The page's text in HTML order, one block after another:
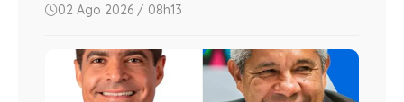
02 Ago 2026 / 08h13